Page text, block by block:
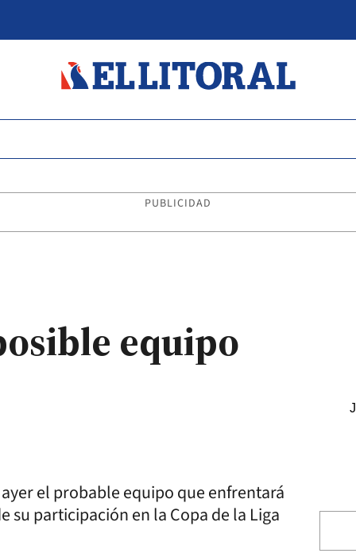
PUBLICIDAD
equipo
el probable equipo que enfrentará
su participación en la Copa de la Liga